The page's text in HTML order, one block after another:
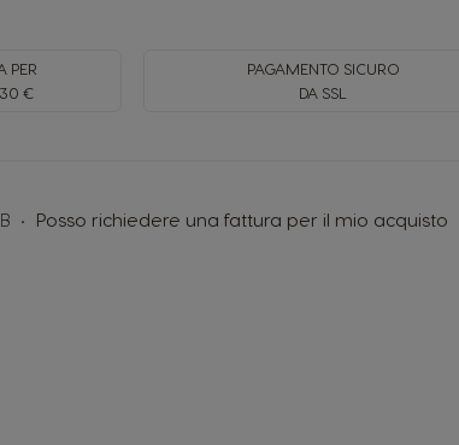
PER
30 €
PAGAMENTO SICURO
DA SSL
Posso richiedere una fattura per il mio acquisto